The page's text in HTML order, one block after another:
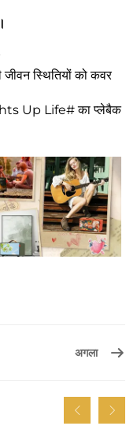
स्थितियों को कवर
Up Life# का प्लेबैक
अगला